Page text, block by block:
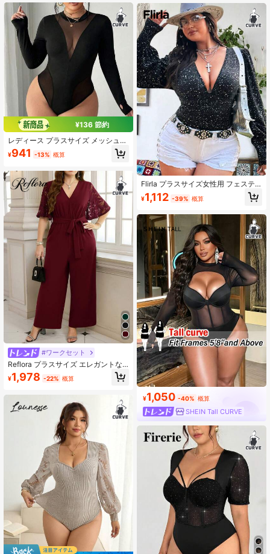
式、カレッジスタイル、学生、デイ
リーウェア、ベーシック多用途、カ
ジュアル、バケーション、クルーズ
旅行、ビーチ、日光浴、バイラルヒ
ット、ストリートウェア、ウェディ
ングゲスト ボヘミアン、通勤、ブラ
ンチ、空港、パーティー、ホリデー
アウティング、エレガントガラ、ボ
ール、デイリー通勤、カジュアル、
ハイエンドエレガント、ミニマリス
ト、深めのネックライン 長袖 半透明
ボディスーツトップ
¥136 節約
レディース プラスサイズ メッシュ
パッチワーク ボディスーツ セクシー
秋用 ブラック
¥941 -13% 概算
#ワークセット
Reflora プラスサイズ エレガントな
コントラストレースルーズジャンプ
スーツ 夏向け
¥1,978 -22% 概算
Flirla プラスサイズ女性用 フェステ
ィバル、ボヘミアン、ヒッピー、カ
ウガール スタイル Vネック ドレープ
フォーマンスボディスーツ パーティ
ー用、エレガントでセクシー、ブラ
ック
¥1,112 -39% 概算
¥1,050 -40% 概算
SHEIN Tall CURVE